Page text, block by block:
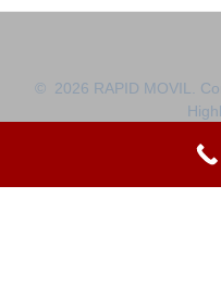
© 2026 RAPID MOVIL.